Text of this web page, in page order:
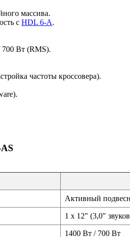
массива.
с HDL 6-A.
700 Вт (RMS).
частоты кроссовера).
Активный
1 x 12" (3,0"
1400 Вт / 700 Вт